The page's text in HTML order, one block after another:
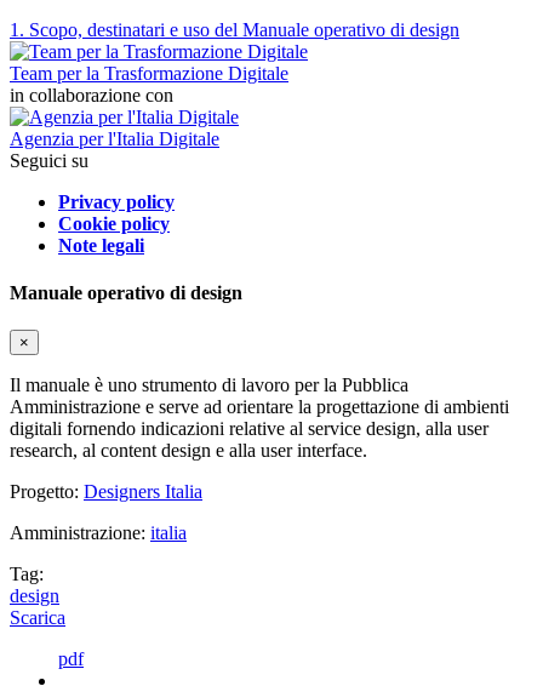
1. Scopo, destinatari e uso del Manuale operativo di design
Team per la Trasformazione Digitale
in collaborazione con
Agenzia per l'Italia Digitale
Seguici su
Privacy policy
Cookie policy
Note legali
Manuale operativo di design
×
Il manuale è uno strumento di lavoro per la Pubblica
Amministrazione e serve ad orientare la progettazione di ambienti
digitali fornendo indicazioni relative al service design, alla user
research, al content design e alla user interface.
Progetto: Designers Italia
Amministrazione: italia
Tag:
design
Scarica
pdf